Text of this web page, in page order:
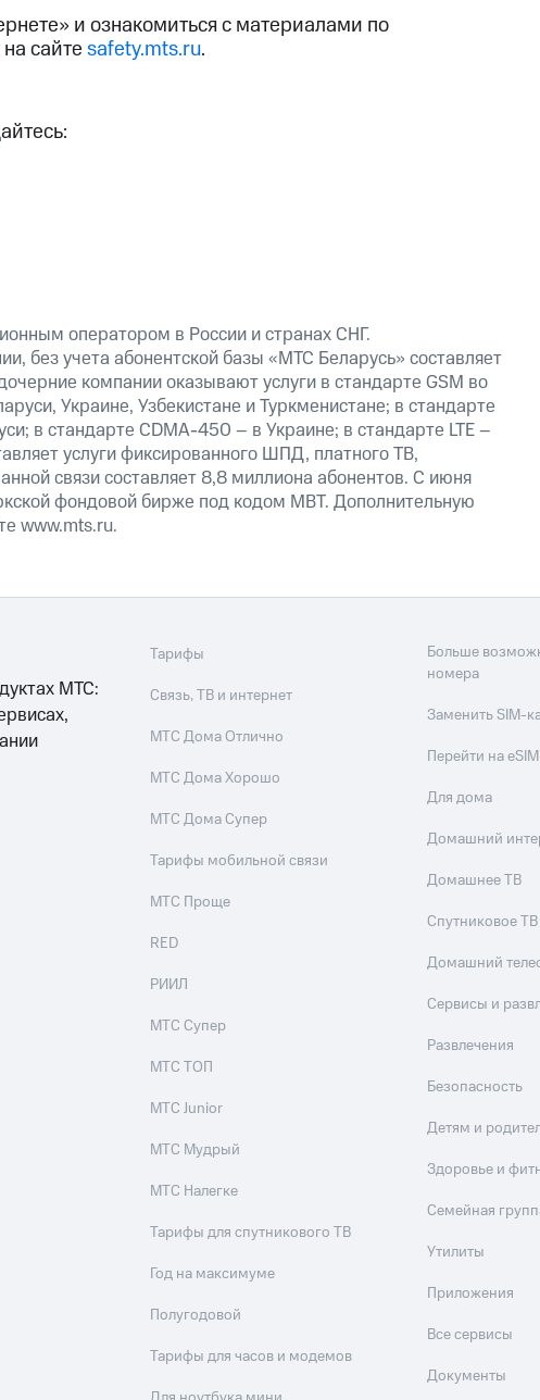
и ознакомиться с материалами по
сайтеsafety.mts.ru.
оператором в России и странах СНГ.
без учета абонентской базы «МТС Беларусь» составляет
компании оказывают услуги в стандарте GSM во
Украине, Узбекистане и Туркменистане; в стандарте
в стандарте CDMA-450 – в Украине; в стандарте LTE –
услуги фиксированного ШПД, платного ТВ,
связи составляет 8,8 миллиона абонентов. С июня
фондовой бирже под кодом MBT. Дополнительную
www.mts.ru.
МТС:
Тарифы
Связь, ТВ и интернет
МТС Дома Отлично
МТС Дома Хорошо
МТС Дома Супер
Тарифы мобильной связи
МТС Проще
RED
РИИЛ
МТС Супер
МТС ТОП
МТС Junior
МТС Мудрый
МТС Налегке
Тарифы для спутникового ТВ
Год на максимуме
Полугодовой
Тарифы для часов и модемов
Больше
номера
Заменить SIM-
Перейти на eSIM
Для дома
Домашний
Домашнее ТВ
Спутниковое ТВ
Домашний
Сервисы и
Развлечения
Безопасность
Детям и
Здоровье и
Семейная
Утилиты
Приложения
Все сервисы
Документы